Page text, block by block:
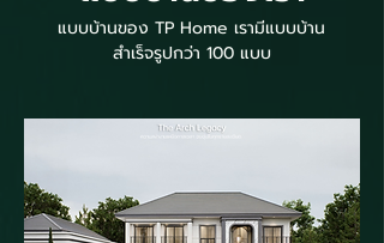
แบบบ้านของ TP Home เรามีแบบบ้าน
สำเร็จรูปกว่า 100 แบบ